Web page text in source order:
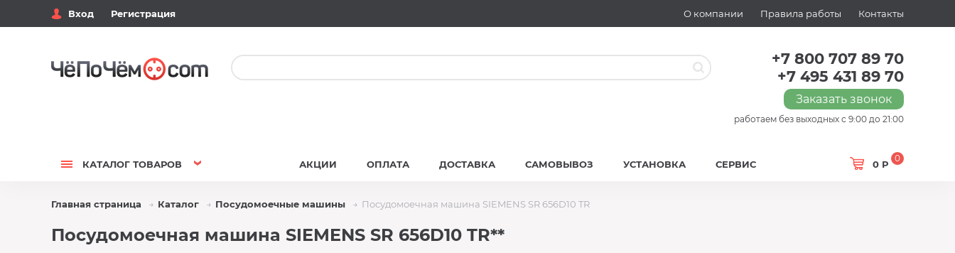
Вход Регистрация О компании Правила работы Контакты
+7 800 707 89 70
+7 495 431 89 70
Заказать звонок
работаем без выходных с 9:00 до 21:00
КАТАЛОГ ТОВАРОВ 0 Р
0
АКЦИИ ОПЛАТА ДОСТАВКА САМОВЫВОЗ УСТАНОВКА СЕРВИС
Главная страница Каталог Посудомоечные машины Посудомоечная машина SIEMENS SR 656D10 TR
Посудомоечная машина SIEMENS SR 656D10 TR**